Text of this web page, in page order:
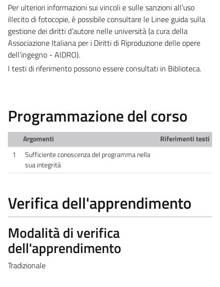
Per ulteriori informazioni sui vincoli e sulle sanzioni all’uso
illecito di fotocopie, è possibile consultare le Linee guida sulla
gestione dei diritti d’autore nelle università (a cura della
Associazione Italiana per i Diritti di Riproduzione delle opere
dell’ingegno - AIDRO).
I testi di riferimento possono essere consultati in Biblioteca.
Programmazione del corso
Argomenti
Riferimenti testi
1
Sufficiente conoscenza del programma nella
sua integrità
Verifica dell'apprendimento
Modalità di verifica
dell'apprendimento
Tradizionale